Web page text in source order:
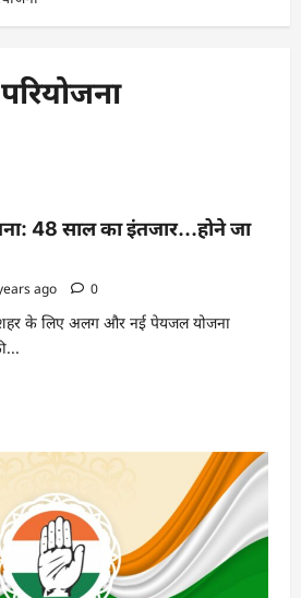
48 साल का इंतजार…होने जा
ago 0
शहर के लिए अलग और नई पेयजल योजना